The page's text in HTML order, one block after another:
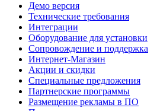
Демо версия
Технические требования
Интеграции
Оборудование для установки
Сопровождение и поддержка
Интернет-Магазин
Акции и скидки
Специальные предложения
Партнерские программы
Размещение рекламы в ПО